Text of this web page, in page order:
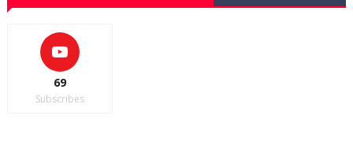
69
Subscribes